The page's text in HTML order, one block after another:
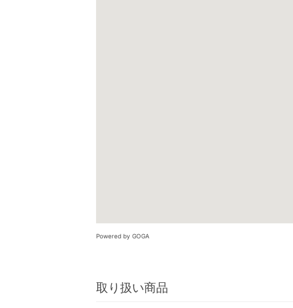
Powered by GOGA
取り扱い商品